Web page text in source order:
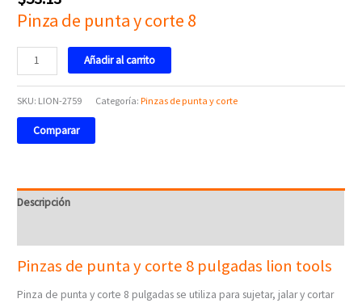
Pinza de punta y corte 8
Añadir al carrito
SKU: LION-2759 Categoría:Pinzas de punta y corte
Comparar
Descripción
Pinzas de punta y corte 8 pulgadas lion tools
Pinza de punta y corte 8 pulgadas se utiliza para sujetar, jalar y cortar